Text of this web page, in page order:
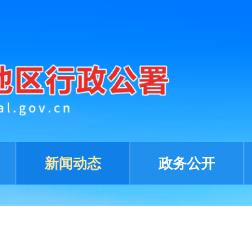
新闻动态 政务公开